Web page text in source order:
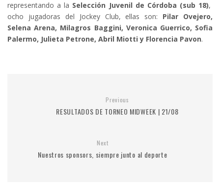
representando a la Selección Juvenil de Córdoba (sub 18),
ocho jugadoras del Jockey Club, ellas son: Pilar Ovejero,
Selena Arena, Milagros Baggini, Veronica Guerrico, Sofia
Palermo, Julieta Petrone, Abril Miotti y Florencia Pavon.
Previous
RESULTADOS DE TORNEO MIDWEEK | 21/08
Next
Nuestros sponsors, siempre junto al deporte